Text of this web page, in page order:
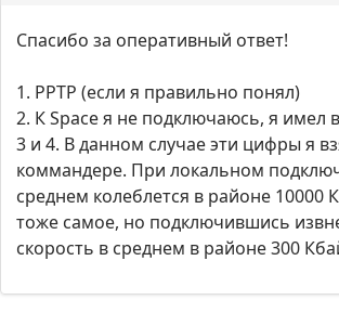
Спасибо за оперативный ответ!
1. РРТР (если я правильно понял)
2. К Space я не подключаюсь, я имел
3 и 4. В данном случае эти цифры я
коммандере. При локальном
среднем колеблется в районе 10000
тоже самое, но подключившись
скорость в среднем в районе 300